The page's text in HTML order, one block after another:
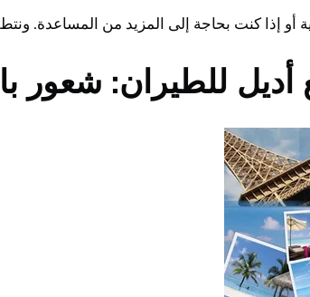
أو إذا كنت بحاجة إلى المزيد من المساعدة.
للطيران: شعور